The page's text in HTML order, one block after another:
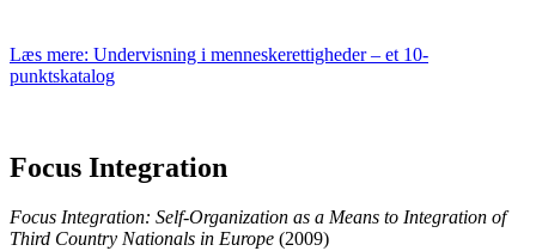
Læs mere: Undervisning i menneskerettigheder – et 10-
punktskatalog
Focus Integration
Focus Integration: Self-Organization as a Means to Integration of
Third Country Nationals in Europe (2009)